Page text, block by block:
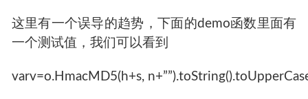
这里有一个误导的趋势，下面的demo函数里面有
一个测试值，我们可以看到
varv=o.HmacMD5(h+s,